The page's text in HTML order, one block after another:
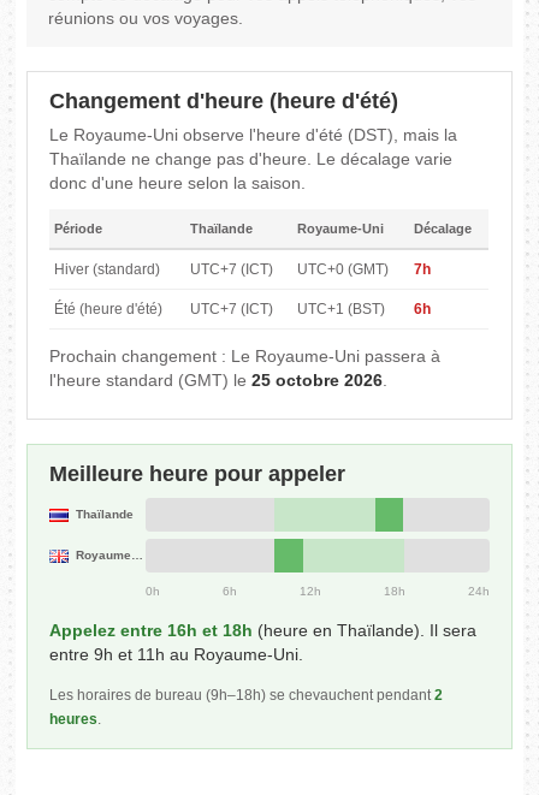
réunions ou vos voyages.
Changement d'heure (heure d'été)
Le Royaume-Uni observe l'heure d'été (DST), mais la
Thaïlande ne change pas d'heure. Le décalage varie
donc d'une heure selon la saison.
Période Thaïlande Royaume-Uni Décalage
Hiver (standard) UTC+7 (ICT) UTC+0 (GMT) 7h
Été (heure d'été) UTC+7 (ICT) UTC+1 (BST) 6h
Prochain changement : Le Royaume-Uni passera à
l'heure standard (GMT) le25 octobre 2026.
Meilleure heure pour appeler
Thaïlande
Royaume-Uni
0h 6h 12h 18h 24h
Appelez entre 16h et 18h (heure en Thaïlande). Il sera
entre 9h et 11h au Royaume-Uni.
Les horaires de bureau (9h–18h) se chevauchent pendant2
heures.